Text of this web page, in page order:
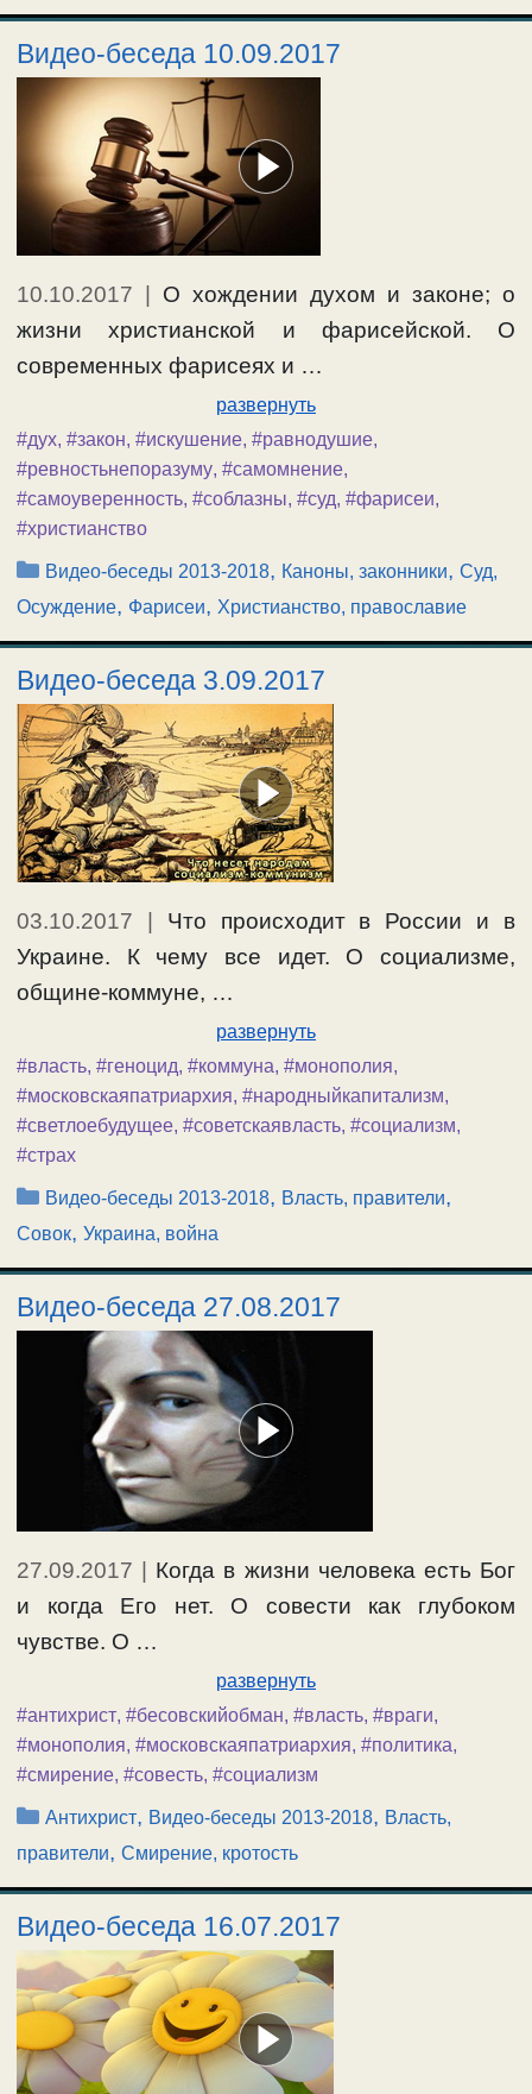
Видео-беседа 10.09.2017
10.10.2017
О хождении духом и законе; о
жизни христианской и фарисейской. О
современных фарисеях и …
развернуть
#дух, #закон, #искушение, #равнодушие,
#ревностьнепоразуму, #самомнение,
#самоуверенность, #соблазны, #суд, #фарисеи,
#христианство
Рубрики
Видео-беседы 2013-2018, Каноны, законники,Суд,
Осуждение, Фарисеи, Христианство, православие
Видео-беседа 3.09.2017
03.10.2017
Что происходит в России и в
Украине. К чему все идет. О социализме,
общине-коммуне, …
развернуть
#власть, #геноцид, #коммуна, #монополия,
#московскаяпатриархия, #народныйкапитализм,
#светлоебудущее, #советскаявласть, #социализм,
#страх
Рубрики
Видео-беседы 2013-2018, Власть, правители,
Совок, Украина, война
Видео-беседа 27.08.2017
27.09.2017
Когда в жизни человека есть Бог
и когда Его нет. О совести как глубоком
чувстве. О …
развернуть
#антихрист, #бесовскийобман, #власть, #враги,
#монополия, #московскаяпатриархия, #политика,
#смирение, #совесть, #социализм
Рубрики
Антихрист, Видео-беседы 2013-2018, Власть,
правители, Смирение, кротость
Видео-беседа 16.07.2017